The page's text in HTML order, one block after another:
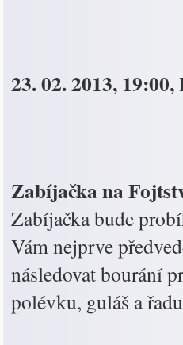
23. 02. 2013,
Zabíjačka na
Zabíjačka bude
Vám nejprve
následovat bourání
polévku, guláš a